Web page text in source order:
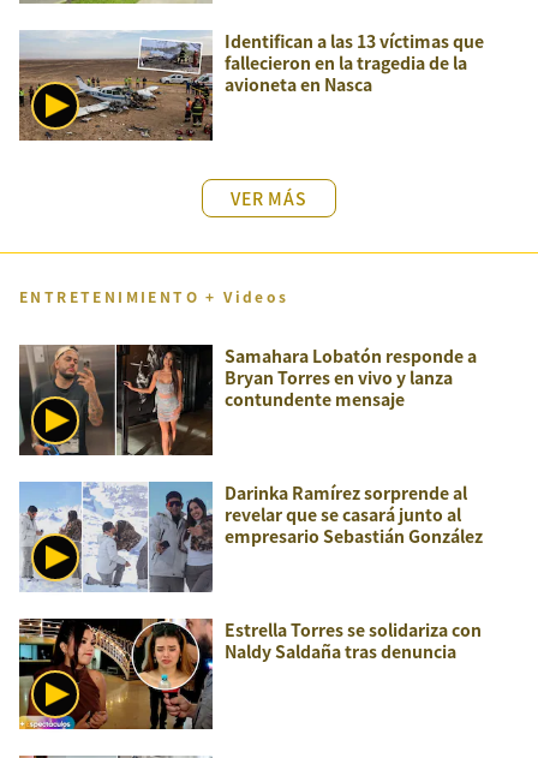
Identifican a las 13 víctimas que
fallecieron en la tragedia de la
avioneta en Nasca
VER MÁS
ENTRETENIMIENTO + Videos
Samahara Lobatón responde a
Bryan Torres en vivo y lanza
contundente mensaje
Darinka Ramírez sorprende al
revelar que se casará junto al
empresario Sebastián González
Estrella Torres se solidariza con
Naldy Saldaña tras denuncia